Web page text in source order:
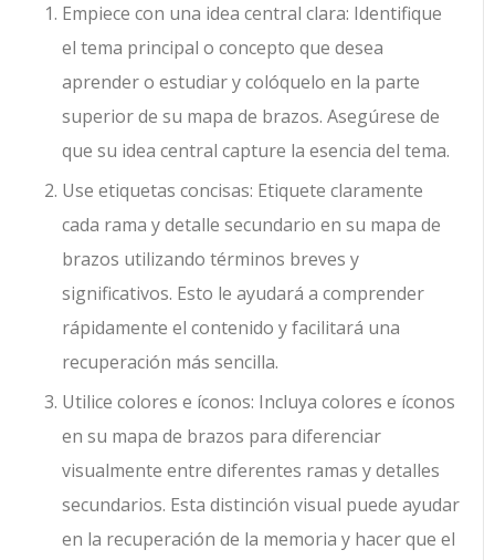
Empiece con una idea central clara: Identifique
el tema principal o concepto que desea
aprender o estudiar y colóquelo en la parte
superior de su mapa de brazos. Asegúrese de
que su idea central capture la esencia del tema.
Use etiquetas concisas: Etiquete claramente
cada rama y detalle secundario en su mapa de
brazos utilizando términos breves y
significativos. Esto le ayudará a comprender
rápidamente el contenido y facilitará una
recuperación más sencilla.
Utilice colores e íconos: Incluya colores e íconos
en su mapa de brazos para diferenciar
visualmente entre diferentes ramas y detalles
secundarios. Esta distinción visual puede ayudar
en la recuperación de la memoria y hacer que el